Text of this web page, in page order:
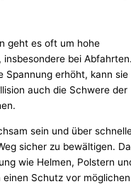
geht es oft um hohe
insbesondere bei
Spannung erhöht, kann sie
auch die Schwere der
sein und über
sicher zu bewältigen.
wie Helmen, Polstern
einen Schutz vor